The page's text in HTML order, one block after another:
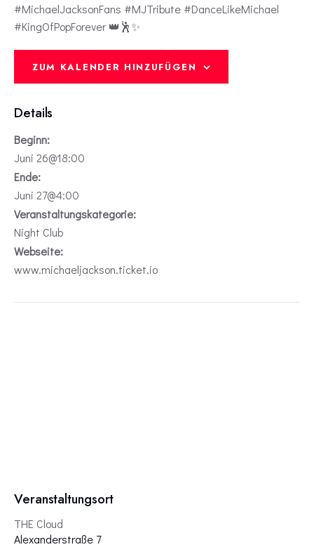
#MichaelJacksonFans #MJTribute #DanceLikeMichael
#KingOfPopForever 👑🕺✨
ZUM KALENDER HINZUFÜGEN
Details
Beginn:
Juni 26@18:00
Ende:
Juni 27@4:00
Veranstaltungskategorie:
Night Club
Webseite:
www.michaeljackson.ticket.io
Veranstaltungsort
THE Cloud
Alexanderstraße 7